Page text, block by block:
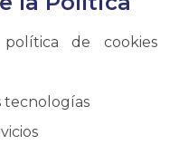
de cookies
tecnologías